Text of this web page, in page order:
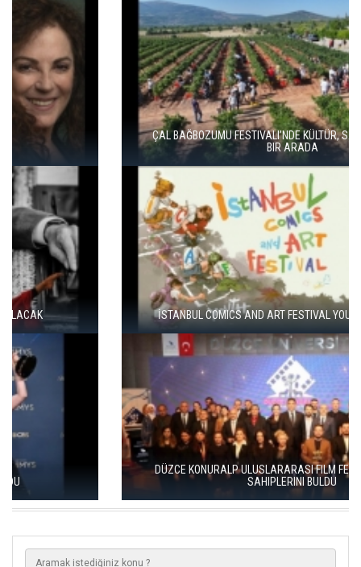
ÇAL BAĞBOZUMU FESTIVALI’NDE KÜLTÜR, SANAT VE BAĞCILIK
BIR ARADA
İSTANBUL COMICS AND ART FESTIVAL YOUTH ÜSKÜDAR'DA
DÜZCE KONURALP ULUSLARARASI FILM FESTIVALI ÖDÜLLERI
SAHIPLERINI BULDU